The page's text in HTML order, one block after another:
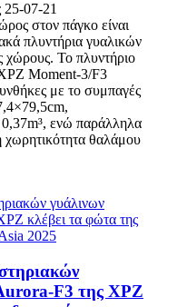
25-07-21
στον πάγκο είναι
πλυντήρια γυαλικών
χώρους. Το πλυντήριο
Moment-3/F3
με το συμπαγές
0,37m³, ενώ παράλληλα
χωρητικότητα θαλάμου
F3 της XPZ